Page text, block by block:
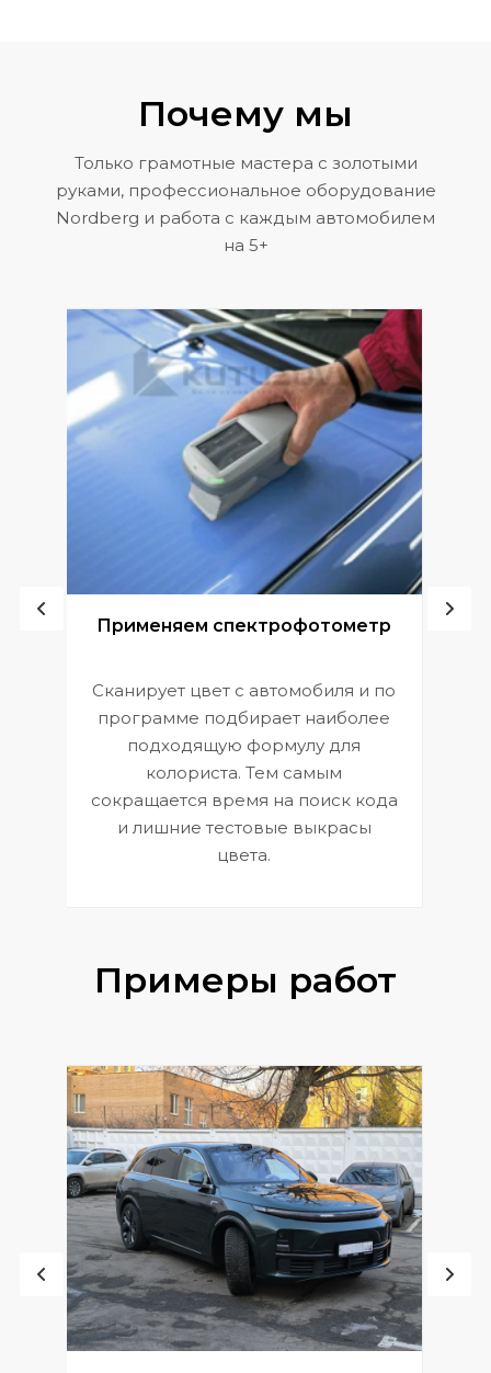
Почему мы
Только грамотные мастера с золотыми
руками, профессиональное оборудование
Nordberg и работа с каждым автомобилем
на 5+
Применяем спектрофотометр
Сканирует цвет с автомобиля и по
программе подбирает наиболее
подходящую формулу для
колориста. Тем самым
сокращается время на поиск кода
и лишние тестовые выкрасы
цвета.
Примеры работ